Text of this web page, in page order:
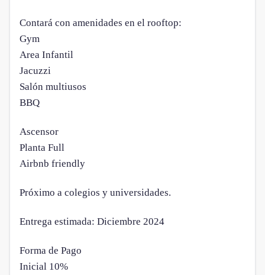
Contará con amenidades en el rooftop:
Gym
Area Infantil
Jacuzzi
Salón multiusos
BBQ
Ascensor
Planta Full
Airbnb friendly
Próximo a colegios y universidades.
Entrega estimada: Diciembre 2024
Forma de Pago
Inicial 10%